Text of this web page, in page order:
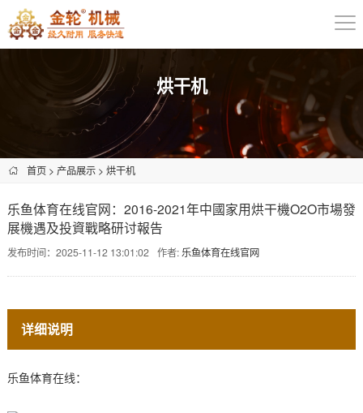
烘干机
首页> 产品展示> 烘干机
乐鱼体育在线官网：2016-2021年中國家用烘干機O2O市場發
展機遇及投資戰略研讨報告
发布时间：2025-11-12 13:01:02 作者: 乐鱼体育在线官网
详细说明
乐鱼体育在线：